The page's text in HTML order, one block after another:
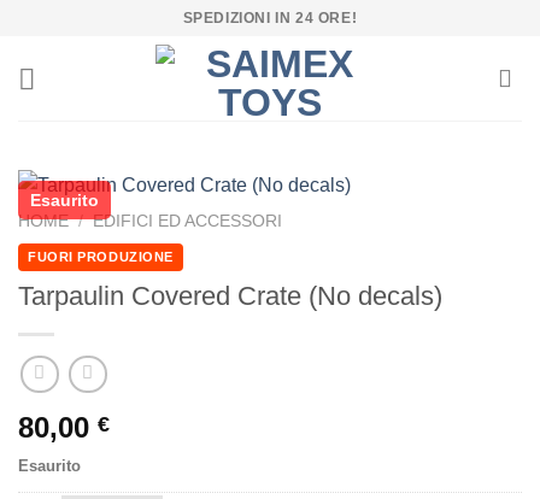
contenuti
SPEDIZIONI IN 24 ORE!
Esaurito
HOME / EDIFICI ED ACCESSORI
FUORI PRODUZIONE
Tarpaulin Covered Crate (No decals)
80,00 €
Esaurito